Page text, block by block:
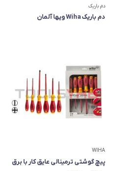
دم باریک
دم باریک Wiha ویها آلمان
WIHA
پیچ گوشتی ترمینالی عایق کار با برق